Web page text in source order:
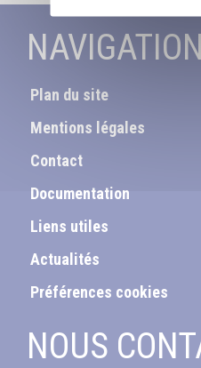
NAVIGATION
Plan du site
Mentions légales
Contact
Documentation
Liens utiles
Actualités
Préférences cookies
NOUS